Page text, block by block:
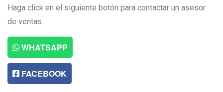
Haga click en el siguiente botón para contactar un asesor
de ventas.
WHATSAPP
FACEBOOK